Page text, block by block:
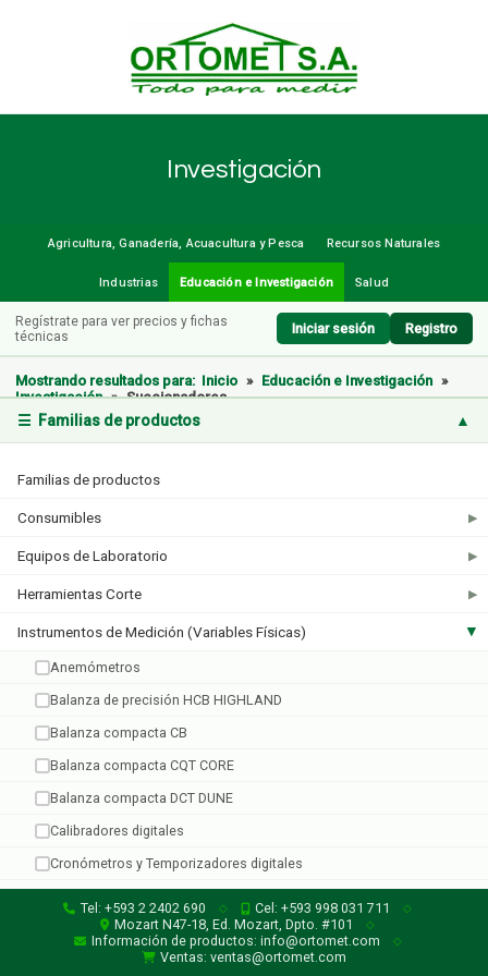
Investigación
Agricultura, Ganadería, Acuacultura y Pesca Recursos Naturales
Industrias Educación e Investigación Salud
Regístrate para ver precios y fichas
técnicas
Iniciar sesión Registro
☰ Familias de productos ▲
Familias de productos
Consumibles ▶
Equipos de Laboratorio ▶
Herramientas Corte ▶
Instrumentos de Medición (Variables Físicas) ▶
Anemómetros
Balanza de precisión HCB HIGHLAND
Balanza compacta CB
Balanza compacta CQT CORE
Balanza compacta DCT DUNE
Calibradores digitales
Cronómetros y Temporizadores digitales
Espectrofotómetros
Mostrando resultados para: Inicio » Educación e Investigación »
Investigación » Succionadores
5 productos
Tel: +593 2 2402 690 ◇ Cel: +593 998 031 711 ◇
Mozart N47-18, Ed. Mozart, Dpto. #101 ◇
Información de productos: info@ortomet.com ◇
Ventas: ventas@ortomet.com